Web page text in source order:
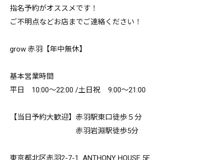
指名予約がオススメです！
ご不明点などお店までご連絡ください！
grow 赤羽【年中無休】
基本営業時間
平日 10:00～22:00 /土日祝 9:00～21:00
【当日予約大歓迎】赤羽駅東口徒歩５分
赤羽岩淵駅徒歩5分
東京都北区赤羽2-7-1 ANTHONY HOUSE 5F